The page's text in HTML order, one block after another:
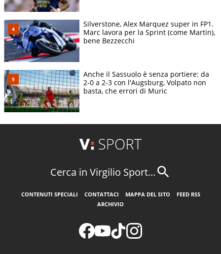
Silverstone, Alex Marquez super in FP1.
Marc lavora per la Sprint (come Martin),
bene Bezzecchi
Anche il Sassuolo è senza portiere: da
2-0 a 2-3 con l'Augsburg, Volpato non
basta, che errori di Muric
Cerca in Virgilio Sport...
CONTENUTI SPECIALI CONTATTACI MAPPA DEL SITO
FEED RSS
ARCHIVIO